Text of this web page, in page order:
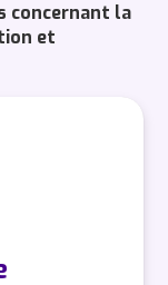
concernant la
et